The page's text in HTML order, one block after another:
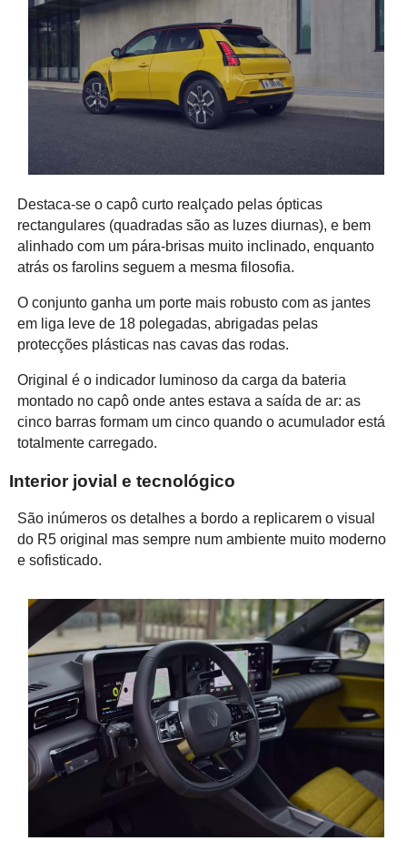
Destaca-se o capô curto realçado pelas ópticas
rectangulares (quadradas são as luzes diurnas), e bem
alinhado com um pára-brisas muito inclinado, enquanto
atrás os farolins seguem a mesma filosofia.
O conjunto ganha um porte mais robusto com as jantes
em liga leve de 18 polegadas, abrigadas pelas
protecções plásticas nas cavas das rodas.
Original é o indicador luminoso da carga da bateria
montado no capô onde antes estava a saída de ar: as
cinco barras formam um cinco quando o acumulador está
totalmente carregado.
Interior jovial e tecnológico
São inúmeros os detalhes a bordo a replicarem o visual
do R5 original mas sempre num ambiente muito moderno
e sofisticado.